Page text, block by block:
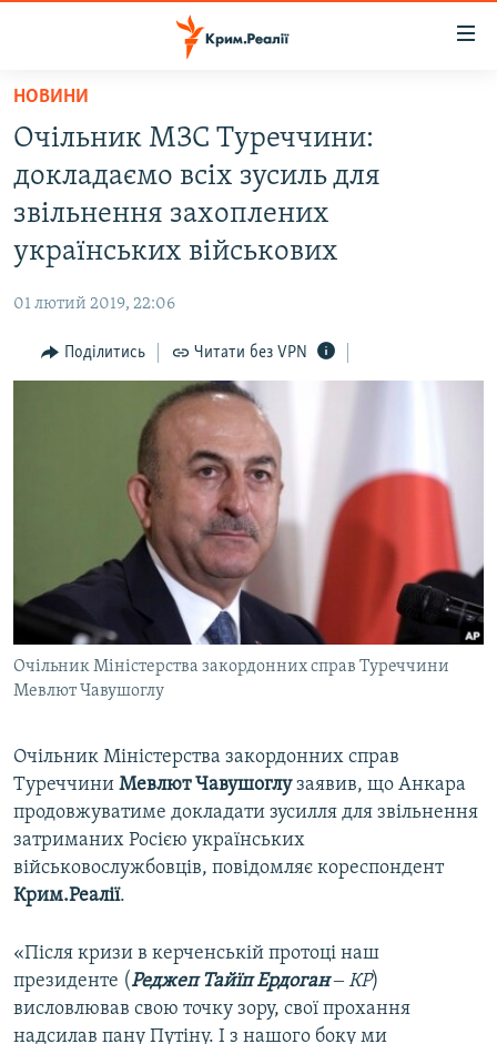
Перейти
основного
матеріалу
Перейти
до
основної
Перейти
пошуку
ВІДЕО ТА ФОТО
ПОЛІТИКА
ІНТЕРВ'Ю
СПЕЦПРОЕКТИ
ВІДЕОУРОКИ «ELIFBE»
СВІДЧЕННЯ ОКУПАЦІЇ
УКРАЇНСЬКА ПРОБЛЕМА КРИМУ
ІНФОГРАФІКА
ЯК ОБІЙТИ БЛОКУВАННЯ
Qırımtatar
ДОЛУЧАЙСЯ!
НОВИНИ
Очільник МЗС Туреччини:
докладаємо всіх зусиль для
звільнення захоплених
українських військових
01 лютий 2019, 22:06
Поділитись Читати без VPN
Очільник Міністерства закордонних справ Туреччини
Мевлют Чавушоглу
Очільник Міністерства закордонних справ
Туреччини Мевлют Чавушоглузаявив, що Анкара
продовжуватиме докладати зусилля для звільнення
затриманих Росією українських
військовослужбовців, повідомляє кореспондент
Крим.Реалії.
«Після кризи в керченській протоці наш
президенте (Реджеп Тайїп Ердоган‒ КР)
висловлював свою точку зору, свої прохання
надсилав пану Путіну. І з нашого боку ми